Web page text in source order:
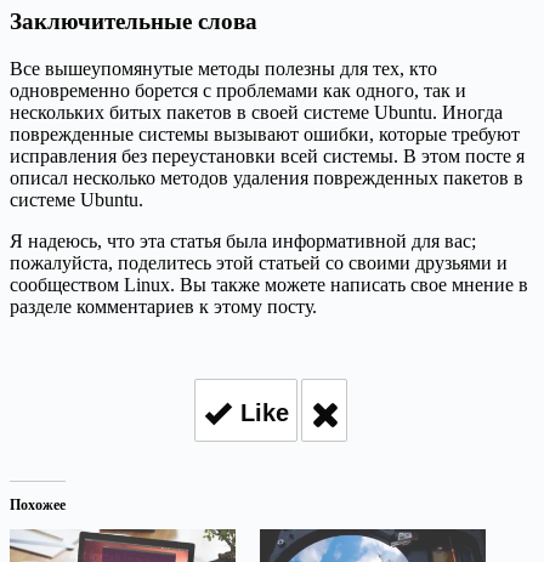
Заключительные слова
Все вышеупомянутые методы полезны для тех, кто
одновременно борется с проблемами как одного, так и
нескольких битых пакетов в своей системе Ubuntu. Иногда
поврежденные системы вызывают ошибки, которые требуют
исправления без переустановки всей системы. В этом посте я
описал несколько методов удаления поврежденных пакетов в
системе Ubuntu.
Я надеюсь, что эта статья была информативной для вас;
пожалуйста, поделитесь этой статьей со своими друзьями и
сообществом Linux. Вы также можете написать свое мнение в
разделе комментариев к этому посту.
Like
Похожее